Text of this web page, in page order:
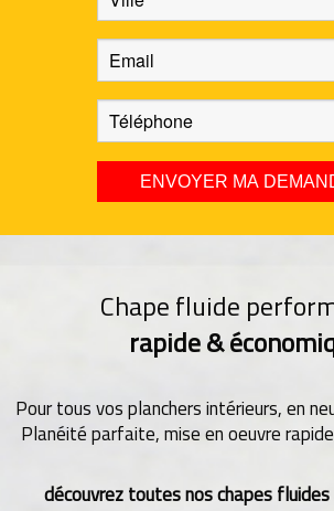
Chape fluide
rapide &
Pour tous vos planchers intérieurs, en
Planéité parfaite, mise en oeuvre
découvrez toutes nos chapes